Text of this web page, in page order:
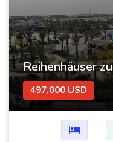
497,000 USD